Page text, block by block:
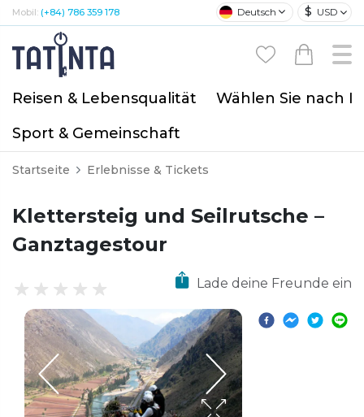
Mobil: (+84) 786 359 178 Deutsch $ USD
Reisen & Lebensqualität
Wählen Sie nach
Sport & Gemeinschaft
Startseite Erlebnisse & Tickets
Klettersteig und Seilrutsche –
Ganztagestour
Lade deine Freunde ein